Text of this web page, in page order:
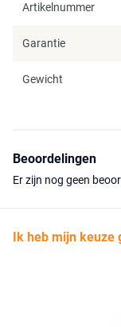
Artikelnummer
Garantie
Gewicht
Beoordelingen
Er zijn nog geen
Ik heb mijn